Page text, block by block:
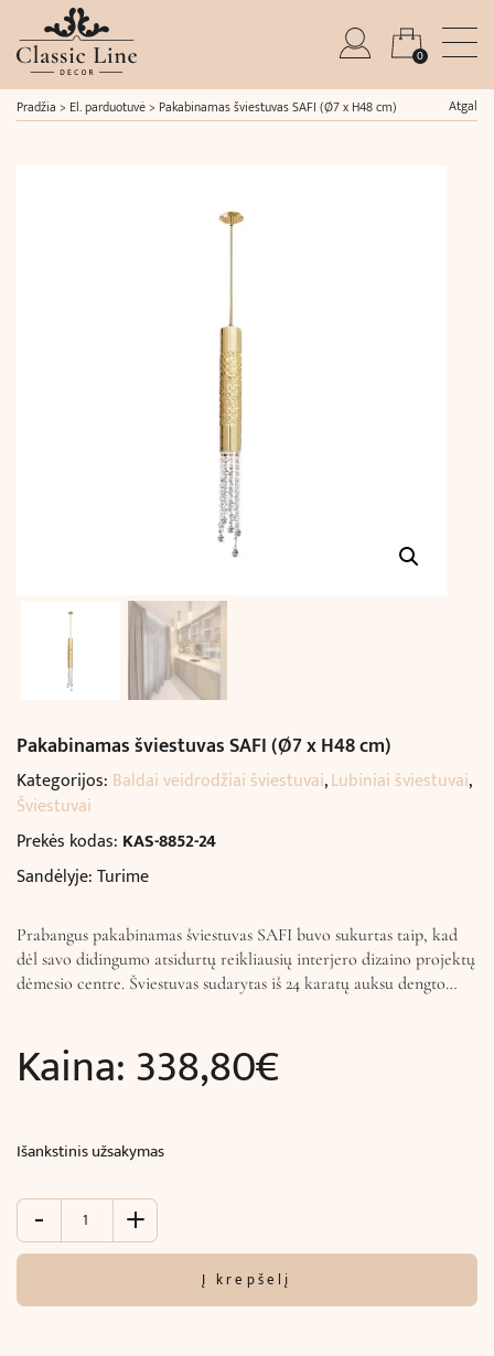
0
Pradžia > El. parduotuvė> Pakabinamas šviestuvas SAFI (Ø7 x H48 cm) Atgal
Pakabinamas šviestuvas SAFI (Ø7 x H48 cm)
Kategorijos: Baldai veidrodžiai šviestuvai,Lubiniai šviestuvai,
Šviestuvai
Prekės kodas: KAS-8852-24
Sandėlyje: Turime
Prabangus pakabinamas šviestuvas SAFI buvo sukurtas taip, kad
dėl savo didingumo atsidurtų reikliausių interjero dizaino projektų
dėmesio centre. Šviestuvas sudarytas iš 24 karatų auksu dengto…
Kaina:338,80€
Išankstinis užsakymas
-
produkto
Pakabinamas
SAFI
+
Į krepšelį